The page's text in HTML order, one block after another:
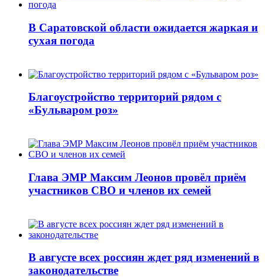
В Саратовской области ожидается жаркая и
сухая погода
Благоустройство территорий рядом с
«Бульваром роз»
Глава ЭМР Максим Леонов провёл приём
участников СВО и членов их семей
В августе всех россиян ждет ряд изменений в
законодательстве